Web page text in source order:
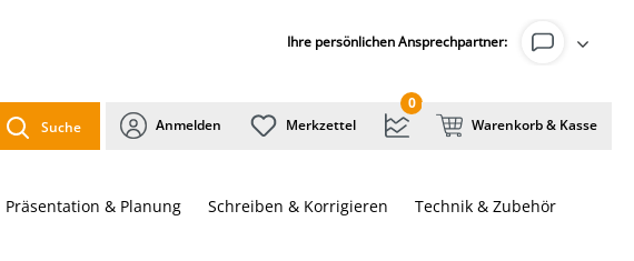
Ihre persönlichen Ansprechpartner:
Suche Anmelden Merkzettel
0
Warenkorb & Kasse
Präsentation & Planung Schreiben & Korrigieren Technik & Zubehör